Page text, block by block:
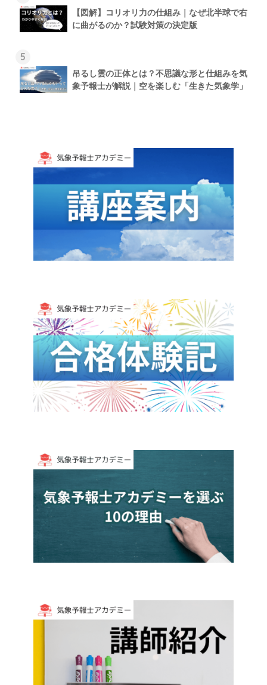
【図解】コリオリ力の仕組み｜なぜ北半球で右
に曲がるのか？試験対策の決定版
5
吊るし雲の正体とは？不思議な形と仕組みを気
象予報士が解説｜空を楽しむ「生きた気象学」